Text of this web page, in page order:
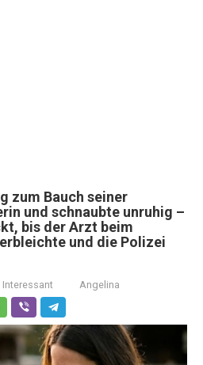
zum Bauch seiner
und schnaubte unruhig –
bis der Arzt beim
und die Polizei
Interessant Angelina